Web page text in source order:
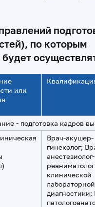
по которым
или
- подготовка кадров
Врач-акушер-
гинеколог;
анестезиолог-
клинической
лабораторной
диагностики;